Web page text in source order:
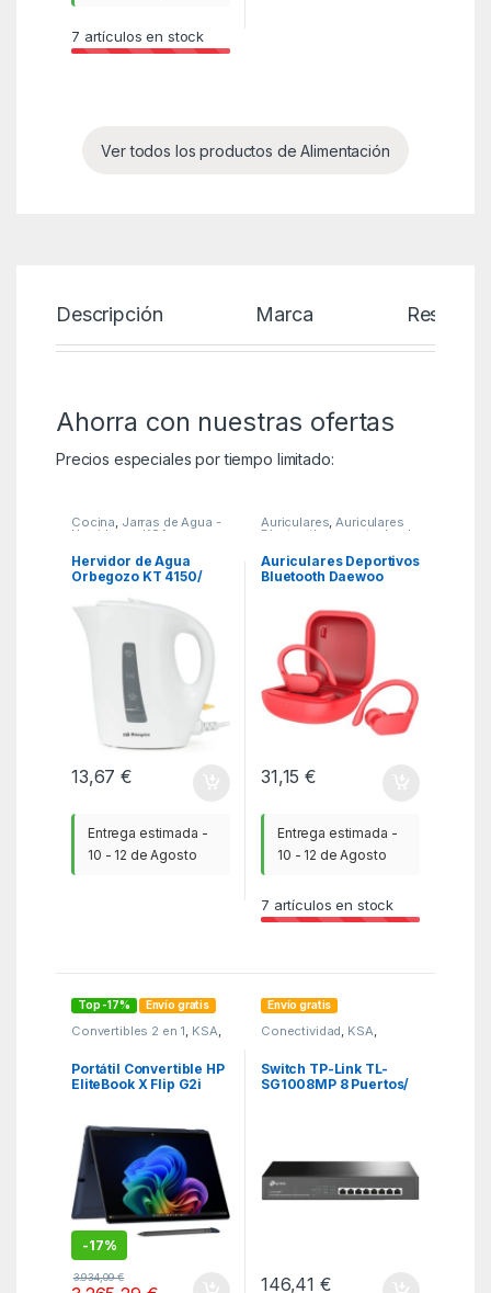
7 artículos en stock
Ver todos los productos de Alimentación
Descripción Marca Reseñas
Ahorra con nuestras ofertas
Precios especiales por tiempo limitado:
Cocina, Jarras de Agua -
Hervidores KSA
Hervidor de Agua
Orbegozo KT 4150/
13,67€
Entrega estimada -
10 - 12 de Agosto
Auriculares,Auriculares
Bluetooth con estuche de
Auriculares Deportivos
Bluetooth Daewoo
de carga/ Autonomía
5h/ Rojos
31,15€
Entrega estimada -
10 - 12 de Agosto
7 artículos en stock
Top -17% Envío gratis
Convertibles 2 en 1 KSA
Portátil Convertible HP
EliteBook X Flip G2i
1TB SSD/ 14″ Táctil/
Win11 Pro
-17%
3.934,09€
Envío gratis
Conectividad KSA
Switch TP-Link TL-
SG1008MP 8 Puertos/
146,41€